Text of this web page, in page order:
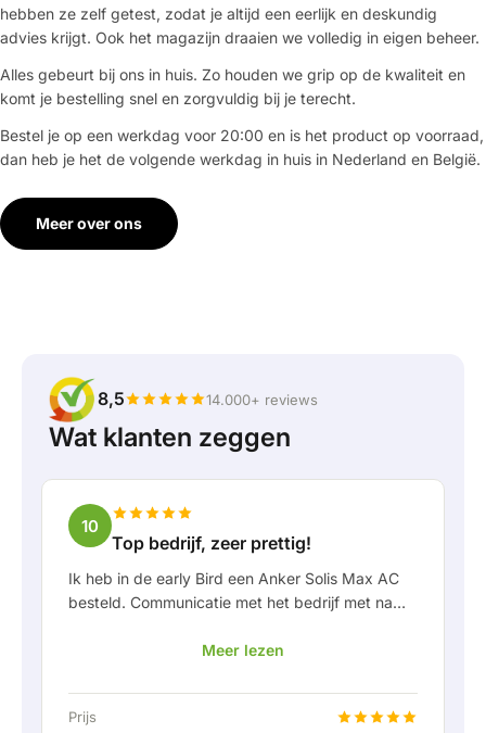
hebben ze zelf getest, zodat je altijd een eerlijk en deskundig
advies krijgt. Ook het magazijn draaien we volledig in eigen beheer.
Alles gebeurt bij ons in huis. Zo houden we grip op de kwaliteit en
komt je bestelling snel en zorgvuldig bij je terecht.
Bestel je op een werkdag voor 20:00 en is het product op voorraad,
dan heb je het de volgende werkdag in huis in Nederland en België.
Meer over ons
8,5 14.000+ reviews
Wat klanten zeggen
10
Top bedrijf, zeer prettig!
Ik heb in de early Bird een Anker Solis Max AC
besteld. Communicatie met het bedrijf met name
werd ik goed op de hoogte gehouden van
afspraak van levering werd er zelfs een gratis
een vaste aansluiting aangeboden om de thuis
Meer lezen
Prijs